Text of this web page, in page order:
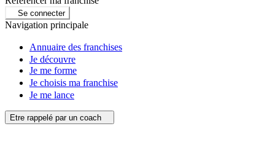
Se connecter
Navigation principale
Annuaire des franchises
Je découvre
Je me forme
Je choisis ma franchise
Je me lance
Etre rappelé par un coach